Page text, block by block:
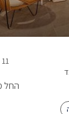
החל מ-